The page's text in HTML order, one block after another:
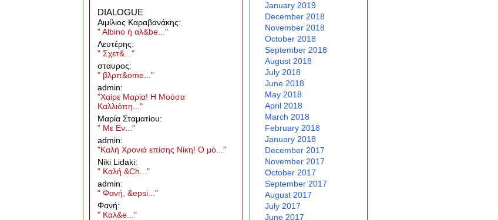
DIALOGUE
Aιμίλιος Καραβανάκης:
" Albino ή αλ&be..."
Λευτέρης:
" Σχετ&..."
σταυρος:
" βλρπ&ome..."
admin:
"Χαίρε Μαρία! Η Μούσα
Καλλιόπη..."
Μαρία Σταματίου:
" Με Εν..."
admin:
"Καλή Χρονιά επίσης Νίκη! Ο μό..."
Niki Lidaki:
" Καλή &Ch..."
admin:
" Φανή, &epsi..."
Φανή:
" Καλ&e..."
January 2019
December 2018
November 2018
October 2018
September 2018
August 2018
July 2018
June 2018
May 2018
April 2018
March 2018
February 2018
January 2018
December 2017
November 2017
October 2017
September 2017
August 2017
July 2017
June 2017